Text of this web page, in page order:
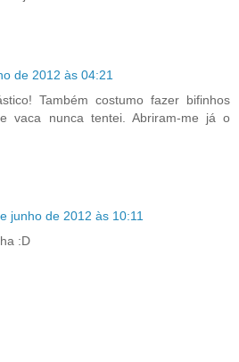
de 2012 às 04:21
Também costumo fazer bifinhos
vaca nunca tentei. Abriram-me já o
junho de 2012 às 10:11
:D